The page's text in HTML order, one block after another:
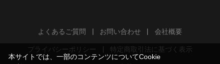
よくあるご質問 お問い合わせ
会社概要
プライバシーポリシー
特定商取引法に基づく表示
本サイトでは、一部のコンテンツについてCookie